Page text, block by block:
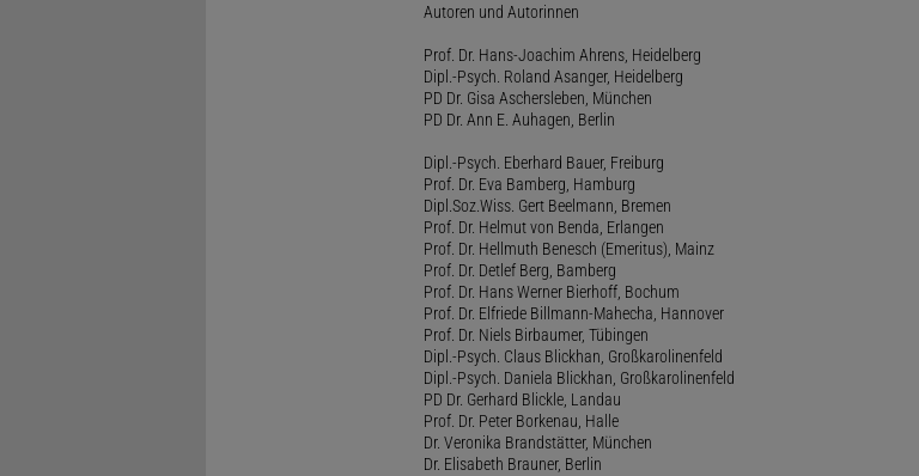
Autoren und Autorinnen
Prof. Dr. Hans-Joachim Ahrens, Heidelberg
Dipl.-Psych. Roland Asanger, Heidelberg
PD Dr. Gisa Aschersleben, München
PD Dr. Ann E. Auhagen, Berlin
Dipl.-Psych. Eberhard Bauer, Freiburg
Prof. Dr. Eva Bamberg, Hamburg
Dipl.Soz.Wiss. Gert Beelmann, Bremen
Prof. Dr. Helmut von Benda, Erlangen
Prof. Dr. Hellmuth Benesch (Emeritus), Mainz
Prof. Dr. Detlef Berg, Bamberg
Prof. Dr. Hans Werner Bierhoff, Bochum
Prof. Dr. Elfriede Billmann-Mahecha, Hannover
Prof. Dr. Niels Birbaumer, Tübingen
Dipl.-Psych. Claus Blickhan, Großkarolinenfeld
Dipl.-Psych. Daniela Blickhan, Großkarolinenfeld
PD Dr. Gerhard Blickle, Landau
Prof. Dr. Peter Borkenau, Halle
Dr. Veronika Brandstätter, München
Dr. Elisabeth Brauner, Berlin